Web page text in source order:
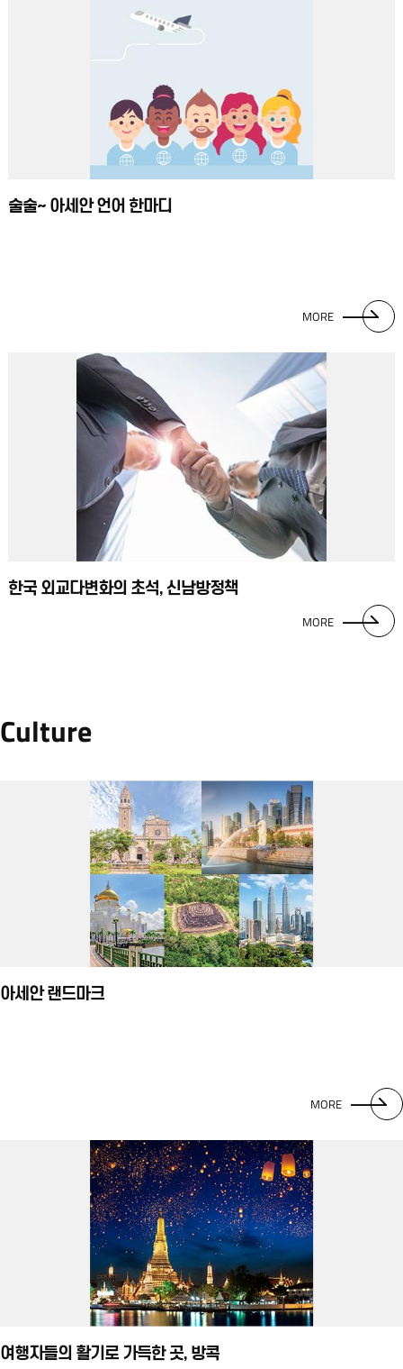
술술~ 아세안 언어 한마디
MORE
한국 외교다변화의 초석, 신남방정책
MORE
Culture
아세안 랜드마크
MORE
여행자들의 활기로 가득한 곳, 방콕